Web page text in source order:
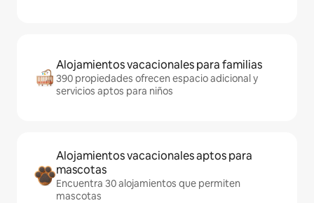
Alojamientos vacacionales para familias
390 propiedades ofrecen espacio adicional y
servicios aptos para niños
Alojamientos vacacionales aptos para
mascotas
Encuentra 30 alojamientos que permiten
mascotas